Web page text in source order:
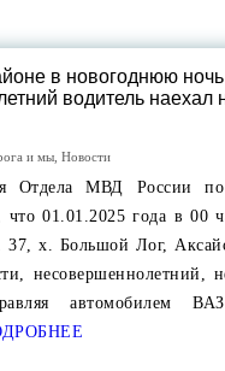
в новогоднюю ночь
водитель наехал
и мы Новости
Отдела МВД России
что 01.01.2025 года в 00
х. Большой Лог,
несовершеннолетний,
автомобилем